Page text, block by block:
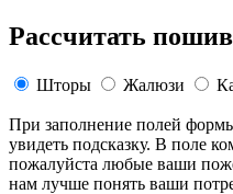
Рассчитать
Шторы Жалюзи
При заполнение полей
увидеть подсказку. В поле
пожалуйста любые ваши
нам лучше понять ваши